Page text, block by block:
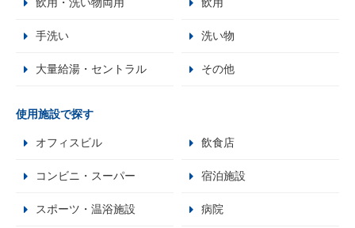
手洗い 洗い物
大量給湯・セントラル その他
使用施設で探す
オフィスビル 飲食店
コンビニ・スーパー 宿泊施設
スポーツ・温浴施設 病院